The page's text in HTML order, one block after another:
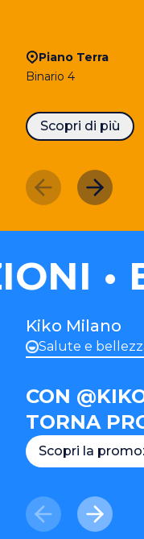
Piano Terra
Binario 4
Scopri di più
Kiko Milano
Salute e
CON
TORNA
Scopri la